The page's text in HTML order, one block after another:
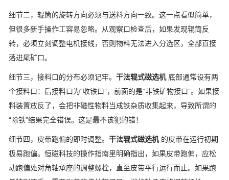
细节二，辊筒的旋转方向必须与送料方向一致。这一点看似简单，
但很多新手操作工容易忽略。从观察口检查后，如果发现辊筒反
转，必须立刻调整电机接线，否则物料无法进入分选区，全部直接
落进尾矿口。
细节三，接料口的分布必须记牢。 干法辊式磁选机底部通常设有两
个接料口：后接料口为“收铁口”，前面的是“非铁矿物接口”。如果接
料装置放反了，会把非磁性物料当成铁杂质收集起来，导致所谓的
“除铁”结果完全错误。这是最不该犯的错！
细节四，皮带跑偏的即时调整。 干法辊式磁选机的皮带在运行初期
极易跑偏。恒磁科技的操作指南里明确指出，如果皮带跑偏，应松
动跑偏处对角轴承座的调整螺栓，直至皮带平行运行而止。如果跑